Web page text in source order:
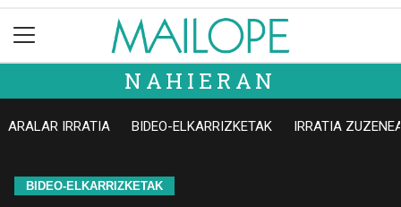
NAHIERAN
ARALAR IRRATIA BIDEO-ELKARRIZKETAK IRRATIA
BIDEO-ELKARRIZKETAK